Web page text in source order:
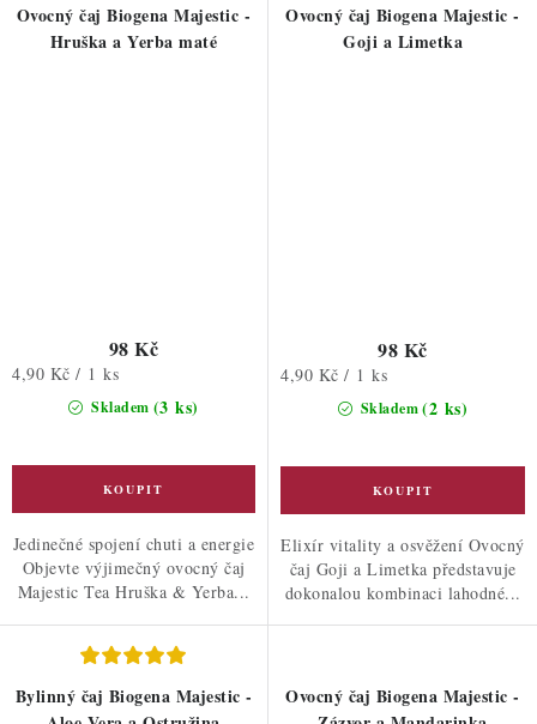
Ovocný čaj Biogena Majestic -
Hruška a Yerba maté
Skladem (3 ks)
98 Kč
Měrná
4,90 Kč / 1 ks
Jedinečné spojení chuti a energie
Objevte výjimečný ovocný čaj
Majestic Tea Hruška & Yerba...
Ovocný čaj Biogena Majestic -
Goji a Limetka
Skladem(2 ks)
98 Kč
Měrná
4,90 Kč / 1 ks
Elixír vitality a osvěžení Ovocný
čaj Goji a Limetka představuje
dokonalou kombinaci lahodné...
Bylinný čaj Biogena Majestic -
Ovocný čaj Biogena Majestic -